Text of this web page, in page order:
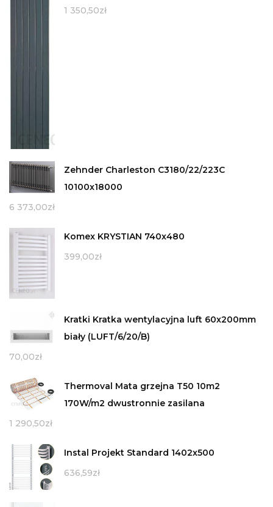
1 350,50zł
Zehnder Charleston C3180/22/223C
10100x18000
6 373,00zł
Komex KRYSTIAN 740x480
399,00zł
Kratki Kratka wentylacyjna luft 60x200mm
biały (LUFT/6/20/B)
70,00zł
Thermoval Mata grzejna T50 10m2
170W/m2 dwustronnie zasilana
1 290,50zł
Instal Projekt Standard 1402x500
636,59zł